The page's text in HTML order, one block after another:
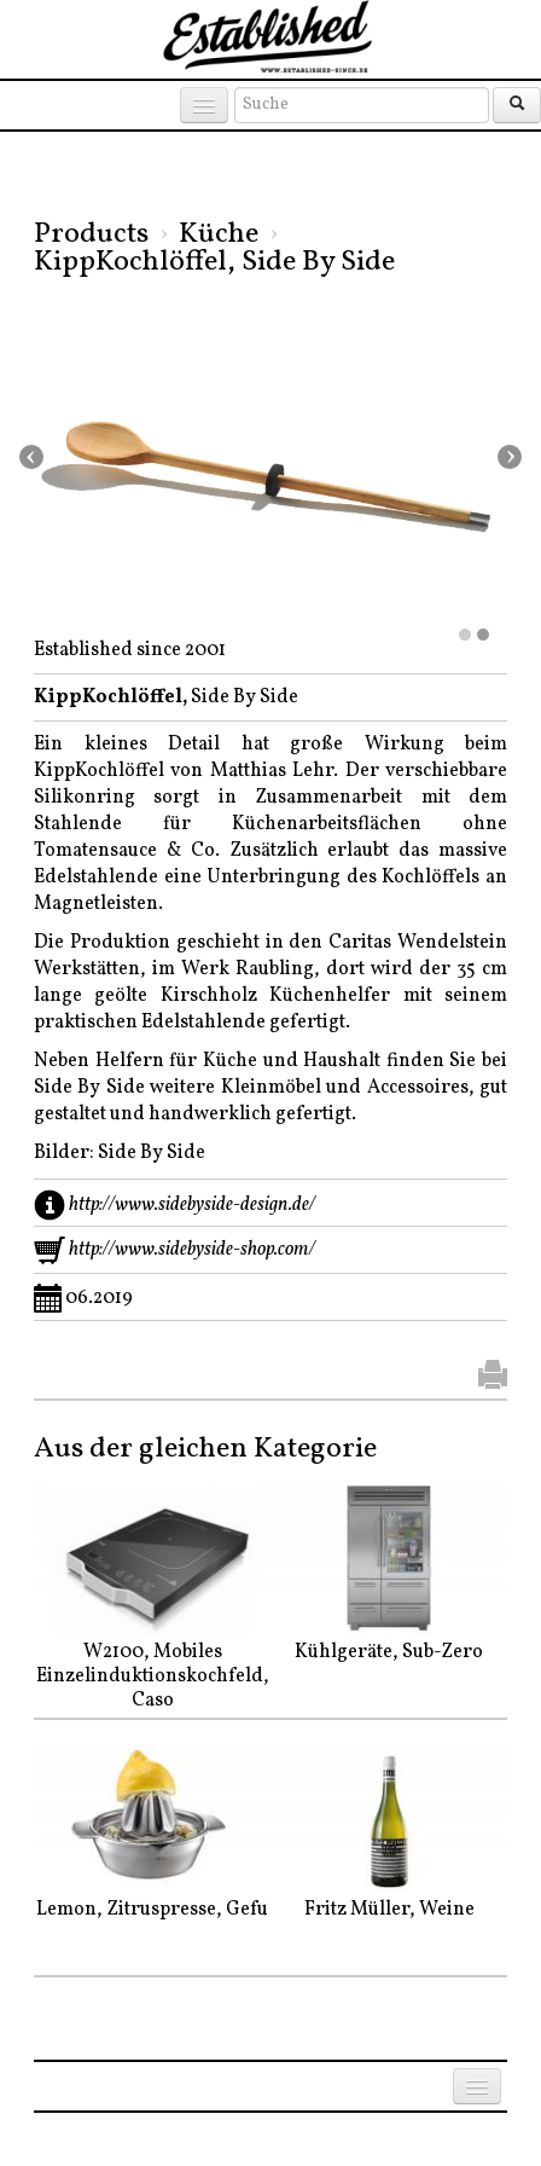
Products › Küche ›
KippKochlöffel, Side By Side
‹ ›
Established since 2001
KippKochlöffel,Side By Side
Ein kleines Detail hat große Wirkung beim
KippKochlöffel von Matthias Lehr. Der verschiebbare
Silikonring sorgt in Zusammenarbeit mit dem
Stahlende für Küchenarbeitsflächen ohne
Tomatensauce & Co. Zusätzlich erlaubt das massive
Edelstahlende eine Unterbringung des Kochlöffels an
Magnetleisten.
Die Produktion geschieht in den Caritas Wendelstein
Werkstätten, im Werk Raubling, dort wird der 35 cm
lange geölte Kirschholz Küchenhelfer mit seinem
praktischen Edelstahlende gefertigt.
Neben Helfern für Küche und Haushalt finden Sie bei
Side By Side weitere Kleinmöbel und Accessoires, gut
gestaltet und handwerklich gefertigt.
Bilder: Side By Side
http://www.sidebyside-design.de/
http://www.sidebyside-shop.com/
06.2019
Aus der gleichen Kategorie
W2100, Mobiles
Einzelinduktionskochfeld,
Caso
Kühlgeräte, Sub-Zero
Lemon, Zitruspresse, Gefu Fritz Müller, Weine